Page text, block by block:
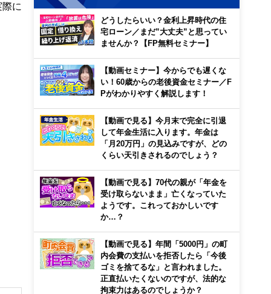
に
どうしたらいい？金利上昇時代の住
宅ローン／まだ”大丈夫”と思ってい
ませんか？【FP無料セミナー】
【動画セミナー】今からでも遅くな
い！60歳からの老後資金セミナー／F
Pがわかりやすく解説します！
【動画で見る】今月末で完全に引退
して年金生活に入ります。年金は
「月20万円」の見込みですが、どの
くらい天引きされるのでしょう？
【動画で見る】70代の親が「年金を
受け取らないまま」亡くなっていた
ようです。これっておかしいです
か…？
【動画で見る】年間「5000円」の町
内会費の支払いを拒否したら「今後
ゴミを捨てるな」と言われました。
正直払いたくないのですが、法的な
拘束力はあるのでしょうか？